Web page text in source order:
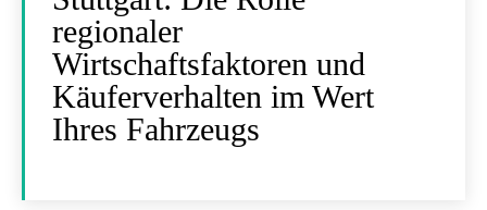
regionaler
Wirtschaftsfaktoren und
Käuferverhalten im Wert
Ihres Fahrzeugs